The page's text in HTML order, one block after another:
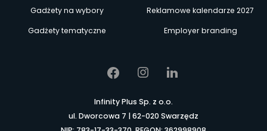
Gadżety na wybory
Reklamowe kalendarze 2027
Gadżety tematyczne
Employer branding
Infinity Plus Sp. z o.o.
ul. Dworcowa 7 | 62-020 Swarzędz